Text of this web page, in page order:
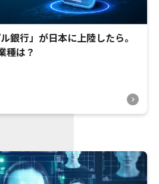
銀行」が日本に上陸したら。
種は？